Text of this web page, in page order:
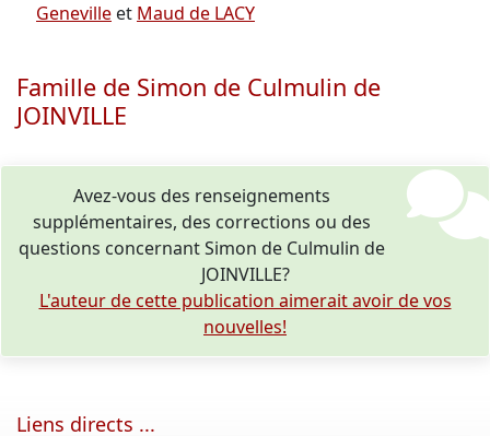
Geneville et Maud de LACY
Famille de Simon de Culmulin de
JOINVILLE
Avez-vous des renseignements
supplémentaires, des corrections ou des
questions concernant Simon de Culmulin de
JOINVILLE?
L'auteur de cette publication aimerait avoir de vos
nouvelles!
Liens directs ...